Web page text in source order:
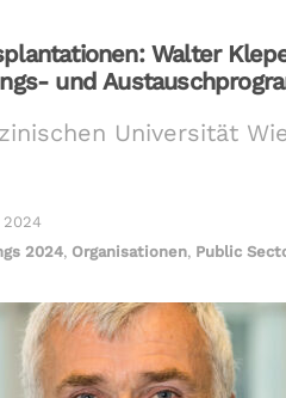
Walter
und
Universität
2024
2024, Organisationen, Public